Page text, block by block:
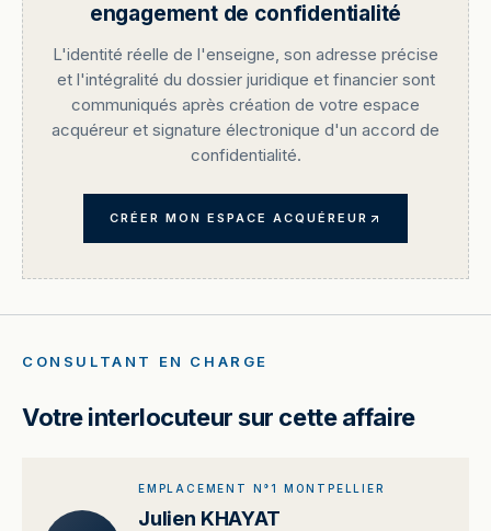
engagement de confidentialité
L'identité réelle de l'enseigne, son adresse précise
et l'intégralité du dossier juridique et financier sont
communiqués après création de votre espace
acquéreur et signature électronique d'un accord de
confidentialité.
CRÉER MON ESPACE ACQUÉREUR
CONSULTANT EN CHARGE
Votre interlocuteur sur cette affaire
EMPLACEMENT N°1 MONTPELLIER
Julien KHAYAT